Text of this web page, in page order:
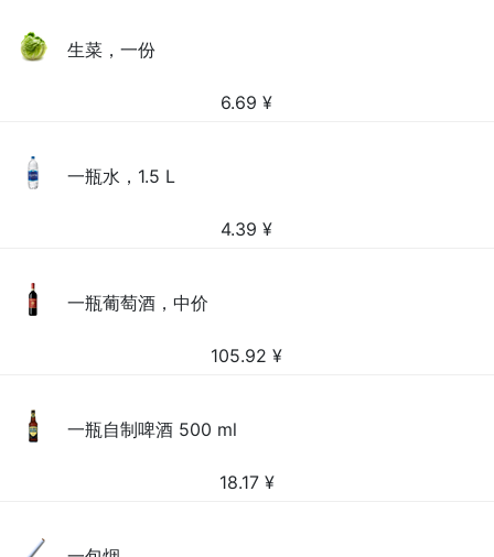
生菜，一份
6.69 ¥
一瓶水，1.5 L
4.39 ¥
一瓶葡萄酒，中价
105.92 ¥
一瓶自制啤酒 500 ml
18.17 ¥